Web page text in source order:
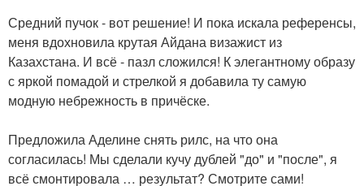
Средний пучок - вот решение! И пока искала референсы,
меня вдохновила крутая Айдана визажист из
Казахстана. И всё - пазл сложился! К элегантному образу
с яркой помадой и стрелкой я добавила ту самую
модную небрежность в причёске.
Предложила Аделине снять рилс, на что она
согласилась! Мы сделали кучу дублей "до" и "после", я
всё смонтировала … результат? Смотрите сами!